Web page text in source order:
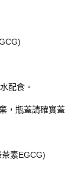
配食。
，瓶蓋請確實蓋
素EGCG)